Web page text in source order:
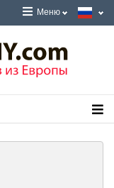
Меню